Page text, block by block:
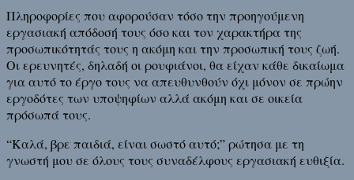
Πληροφορίες που αφορούσαν τόσο την προηγούμενη
εργασιακή απόδοσή τους όσο και τον χαρακτήρα της
προσωπικότητάς τους η ακόμη και την προσωπική τους ζωή.
Οι ερευνητές, δηλαδή οι ρουφιάνοι, θα είχαν κάθε δικαίωμα
για αυτό το έργο τους να απευθυνθούν όχι μόνον σε πρώην
εργοδότες των υποψηφίων αλλά ακόμη και σε οικεία
πρόσωπά τους.
“Καλά, βρε παιδιά, είναι σωστό αυτό;” ρώτησα με τη
γνωστή μου σε όλους τους συναδέλφους εργασιακή ευθιξία.